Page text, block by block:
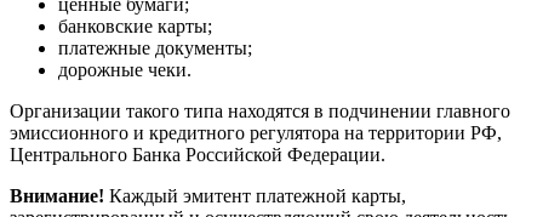
банковские карты;
платежные документы;
дорожные чеки.
Организации такого типа находятся в подчинении главного
эмиссионного и кредитного регулятора на территории РФ,
Центрального Банка Российской Федерации.
Внимание! Каждый эмитент платежной карты,